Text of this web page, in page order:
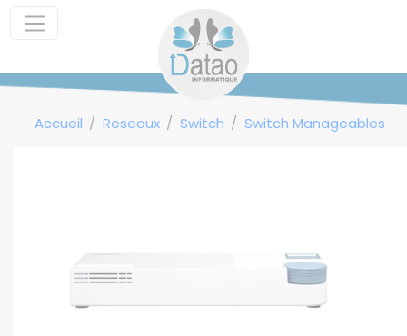
Accueil Reseaux Switch Switch Manageables
Panneau de gestion des cookies